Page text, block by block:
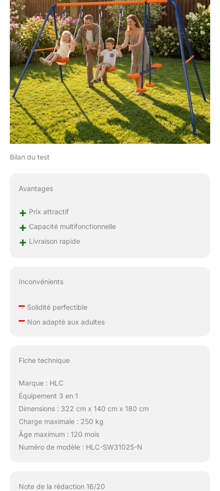
Bilan du test
Avantages
+ Prix attractif
+ Capacité multifonctionnelle
+ Livraison rapide
Inconvénients
–Solidité perfectible
–Non adapté aux adultes
Fiche technique
Marque : HLC
Équipement 3 en 1
Dimensions : 322 cm x 140 cm x 180 cm
Charge maximale : 250 kg
Âge maximum : 120 mois
Numéro de modèle : HLC-SW31025-N
Note de la rédaction 16/20